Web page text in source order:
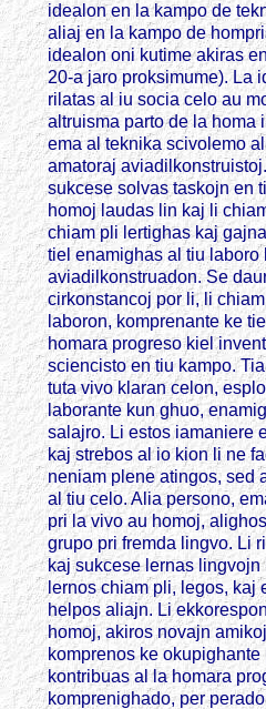
idealon en la kampo de
aliaj en la kampo de
idealon oni kutime akiras
20-a jaro proksimume). La
rilatas al iu socia celo au
altruisma parto de la homa
ema al teknika scivolemo
amatoraj
sukcese solvas taskojn en
homoj laudas lin kaj li
chiam pli lertighas kaj
tiel enamighas al tiu laboro
aviadilkonstruadon. Se
cirkonstancoj por li, li
laboron, komprenante ke
homara progreso kiel
sciencisto en tiu kampo.
tuta vivo klaran celon,
laborante kun ghuo,
salajro. Li estos iamaniere
kaj strebos al io kion li ne
neniam plene atingos, sed
al tiu celo. Alia persono,
pri la vivo au homoj,
grupo pri fremda lingvo. Li
kaj sukcese lernas lingvojn
lernos chiam pli, legos, kaj
helpos aliajn. Li
homoj, akiros novajn
komprenos ke
kontribuas al la homara
komprenighado, per